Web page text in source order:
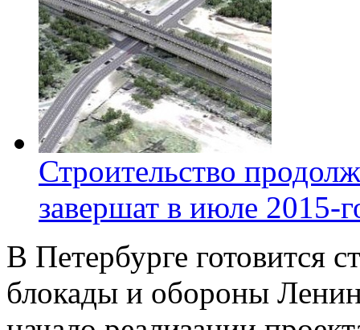
Строительство
завершат в июле 2015-
В Петербурге готовится
блокады и обороны